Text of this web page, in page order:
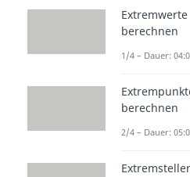
Studyflix
Extremwerte
berechnen
1/4 – Dauer:
berechnen
2/4 – Dauer: